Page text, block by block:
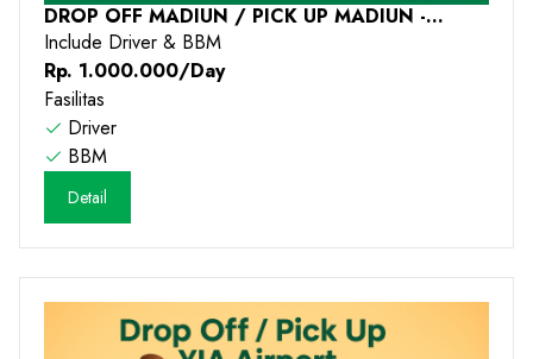
DROP OFF MADIUN / PICK UP MADIUN -
JOGJA - 2026
Include Driver & BBM
Rp. 1.000.000/Day
Fasilitas
Driver
BBM
Detail